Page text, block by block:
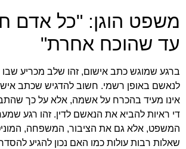
משפט הוגן: "כל אדם
עד שהוכח אחרת"
ברגע שמוגש כתב אישום, זהו שלב מכריע
לנאשם באופן רשמי. חשוב להדגיש שכתב אישום
אינו מעיד בהכרח על אשמה, אלא על כך
די ראיות להביא את הנאשם לדין. זהו רגע
המשפט, אלא גם את הציבור, המשפחה,
שאלות רבות עולות כמו האם נכון להגיע